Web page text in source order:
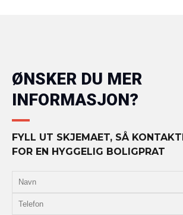
ØNSKER DU MER
INFORMASJON?
FYLL UT SKJEMAET, SÅ
FOR EN HYGGELIG BOLIGPRAT